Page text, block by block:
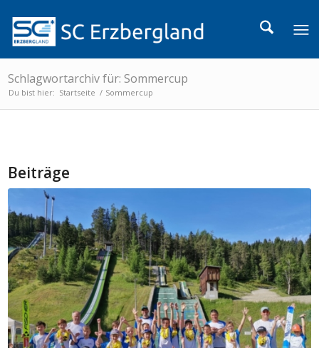
Schlagwortarchiv für: Sommercup
Du bist hier: Startseite / Sommercup
Beiträge